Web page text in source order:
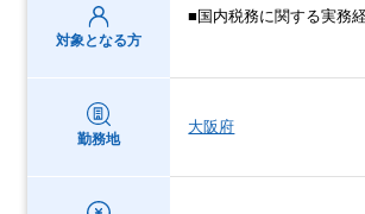
対象となる方
■国内税務に関する実務
勤務地
大阪府